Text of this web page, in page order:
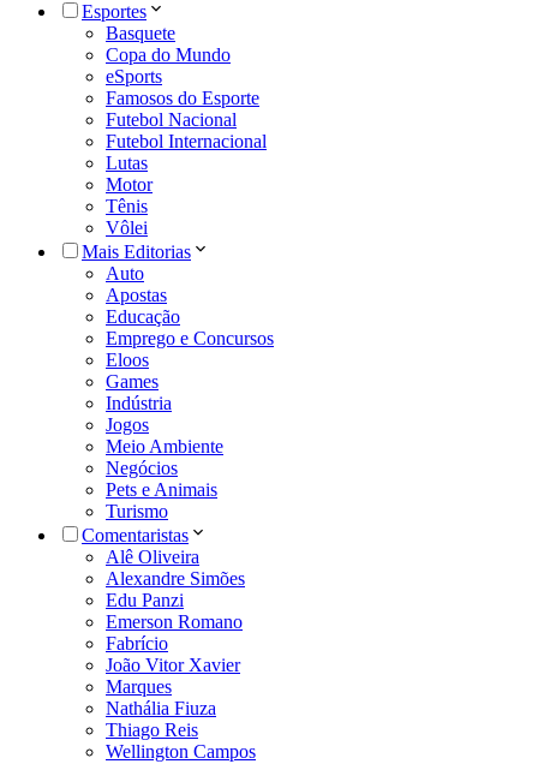
Esportes
Basquete
Copa do Mundo
eSports
Famosos do Esporte
Futebol Nacional
Futebol Internacional
Lutas
Motor
Tênis
Vôlei
Mais Editorias
Auto
Apostas
Educação
Emprego e Concursos
Eloos
Games
Indústria
Jogos
Meio Ambiente
Negócios
Pets e Animais
Turismo
Comentaristas
Alê Oliveira
Alexandre Simões
Edu Panzi
Emerson Romano
Fabrício
João Vitor Xavier
Marques
Nathália Fiuza
Thiago Reis
Wellington Campos